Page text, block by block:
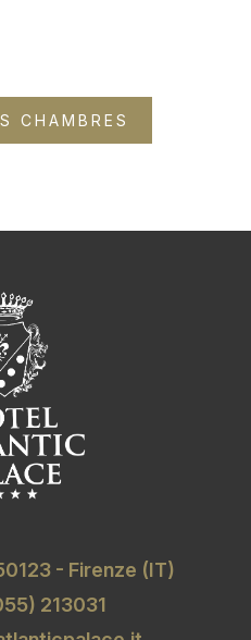
CHAMBRES
- Firenze (IT)
213031